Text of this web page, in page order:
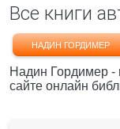
Все книги
НАДИН ГОРДИМЕР
Надин Гордимер -
сайте онлайн